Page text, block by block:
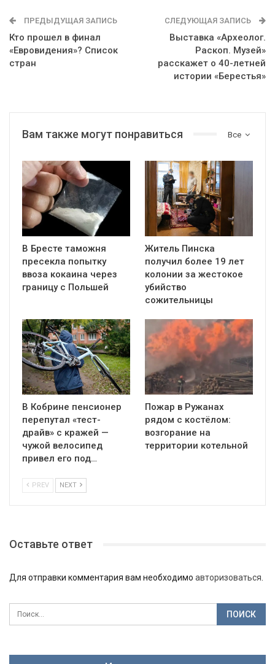
ПРЕДЫДУЩАЯ ЗАПИСЬ
Кто прошел в финал
«Евровидения»? Список
стран
СЛЕДУЮЩАЯ ЗАПИСЬ
Выставка «Археолог.
Раскоп. Музей»
расскажет о 40-летней
истории «Берестья»
Все
Вам также могут понравиться
В Бресте таможня
пресекла попытку
ввоза кокаина через
границу с Польшей
Житель Пинска
получил более 19 лет
колонии за жестокое
убийство
сожительницы
В Кобрине пенсионер
перепутал «тест-
драйв» с кражей —
чужой велосипед
привел его под…
Пожар в Ружанах
рядом с костёлом:
возгорание на
территории котельной
PREV NEXT
Оставьте ответ
Для отправки комментария вам необходимо авторизоваться.